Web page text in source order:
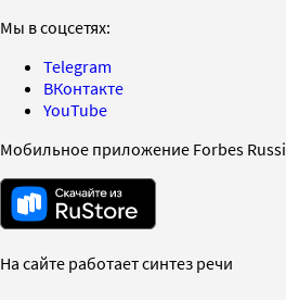
Мы в соцсетях:
Telegram
ВКонтакте
YouTube
Мобильное приложение Forbes
На сайте работает синтез речи